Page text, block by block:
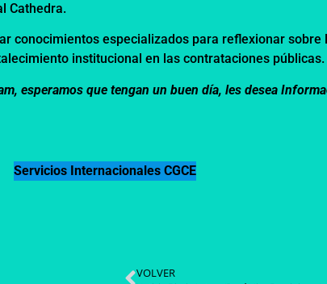
Cathedra.
conocimientos especializados para reflexionar sobre
institucional en las contrataciones públicas.
esperamos que tengan un buen día, les desea
Servicios Internacionales CGCE
VOLVER